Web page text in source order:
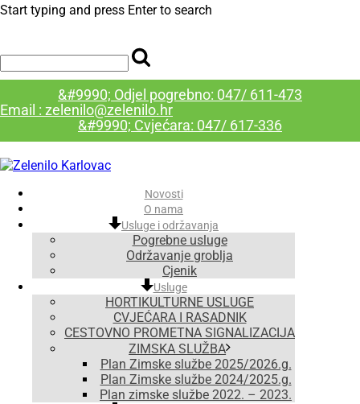
Start typing and press Enter to search
&#9990; Odjel pogrebno: 047/ 611-473
Email : zelenilo@zelenilo.hr
&#9990; Cvjećara: 047/ 617-336
Novosti
O nama
Usluge i održavanja
Pogrebne usluge
Održavanje groblja
Cjenik
Usluge
HORTIKULTURNE USLUGE
CVJEĆARA I RASADNIK
CESTOVNO PROMETNA SIGNALIZACIJA
ZIMSKA SLUŽBA
Plan Zimske službe 2025/2026.g.
Plan Zimske službe 2024/2025.g.
Plan zimske službe 2022. – 2023.